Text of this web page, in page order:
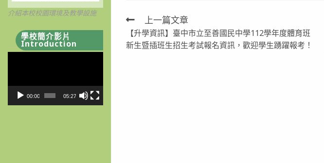
Read
more
上一篇文章
【升學資訊】臺中市立至善國民中學112學年度體育班
新生暨插班生招生考試報名資訊，歡迎學生踴躍報考！
介紹本校校園環境及教學設施
學校簡介影片
Introduction
器
00:00 05:27